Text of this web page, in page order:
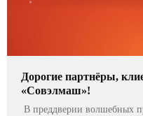
Дорогие партнёры,
«Совэлмаш»!
В преддверии волшебных